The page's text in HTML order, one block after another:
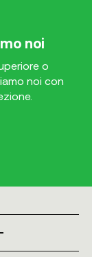
noi
o
noi con